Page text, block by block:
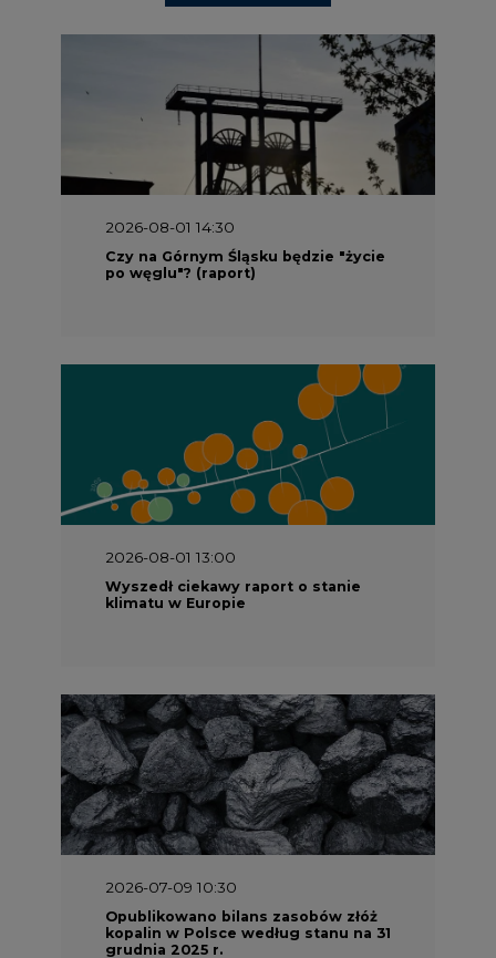
2026-08-01 14:30
Czy na Górnym Śląsku będzie "życie
po węglu"? (raport)
2026-08-01 13:00
Wyszedł ciekawy raport o stanie
klimatu w Europie
2026-07-09 10:30
Opublikowano bilans zasobów złóż
kopalin w Polsce według stanu na 31
grudnia 2025 r.